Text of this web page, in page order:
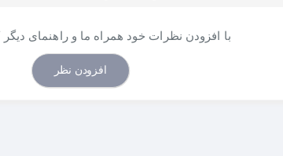
با افزودن نظرات خود همراه ما و راهنمای دیگر
افزودن نظر